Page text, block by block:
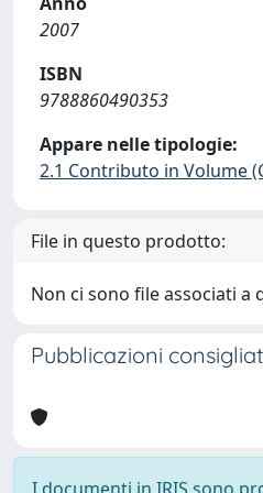
2007
ISBN
9788860490353
Appare nelle tipologie:
2.1 Contributo in Volume
File in questo prodotto:
Non ci sono file associati a
Pubblicazioni